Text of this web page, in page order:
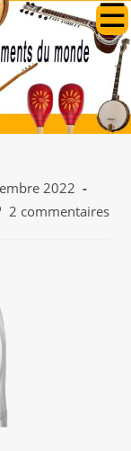
2022
2 commentaires